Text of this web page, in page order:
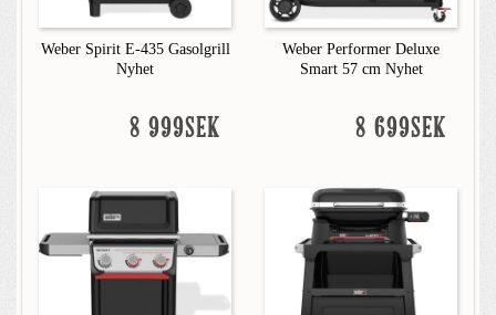
Weber Spirit E-435 Gasolgrill
Nyhet
8 999SEK
Weber Performer Deluxe
Smart 57 cm Nyhet
8 699SEK